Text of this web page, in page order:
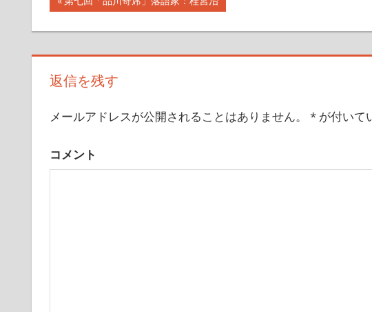
稿
ナ
ビ
ゲ
ー
の
記
返信を残す
メールアドレスが公開されることはありません。 *が付いて
コメント